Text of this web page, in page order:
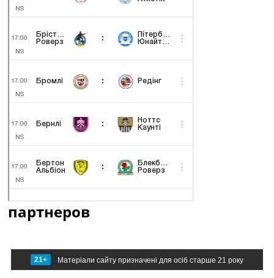
партнеров
21+ Матеріали сайту призначені для осіб старше 21 року